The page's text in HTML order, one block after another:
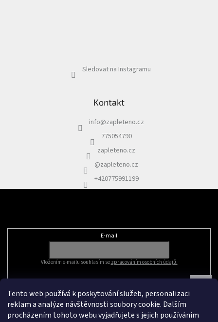
Tento web používá k poskytování služeb, personalizaci
reklam a analýze návštěvnosti soubory cookie. Dalším
procházením tohoto webu vyjadřujete s jejich používáním
Sledovat na Instagramu
Kontakt
info@zapleteno.cz
775054790
zapleteno.cz
@zapleteno.cz
+420775991199
E-mail
Vložením e-mailu souhlasím se zpracováním osobních údajů.